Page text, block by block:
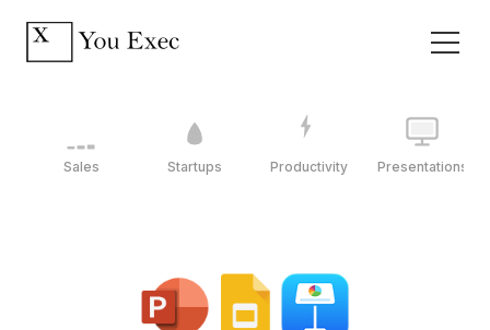
Sales Startups Productivity Presentations